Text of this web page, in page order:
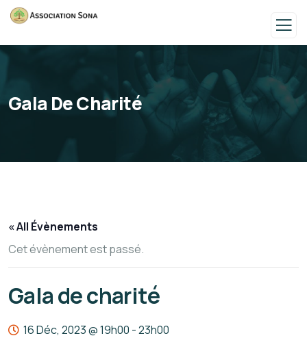
Gala De Charité
« All Évènements
Cet évènement est passé.
Gala de charité
16 Déc, 2023 @ 19h00 -23h00